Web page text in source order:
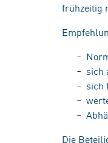
frühzeitig
sich
sich
Die